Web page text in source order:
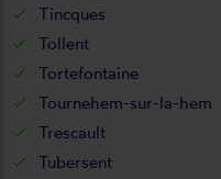
Tincques
Tollent
Tortefontaine
Tournehem-sur-la-hem
Trescault
Tubersent